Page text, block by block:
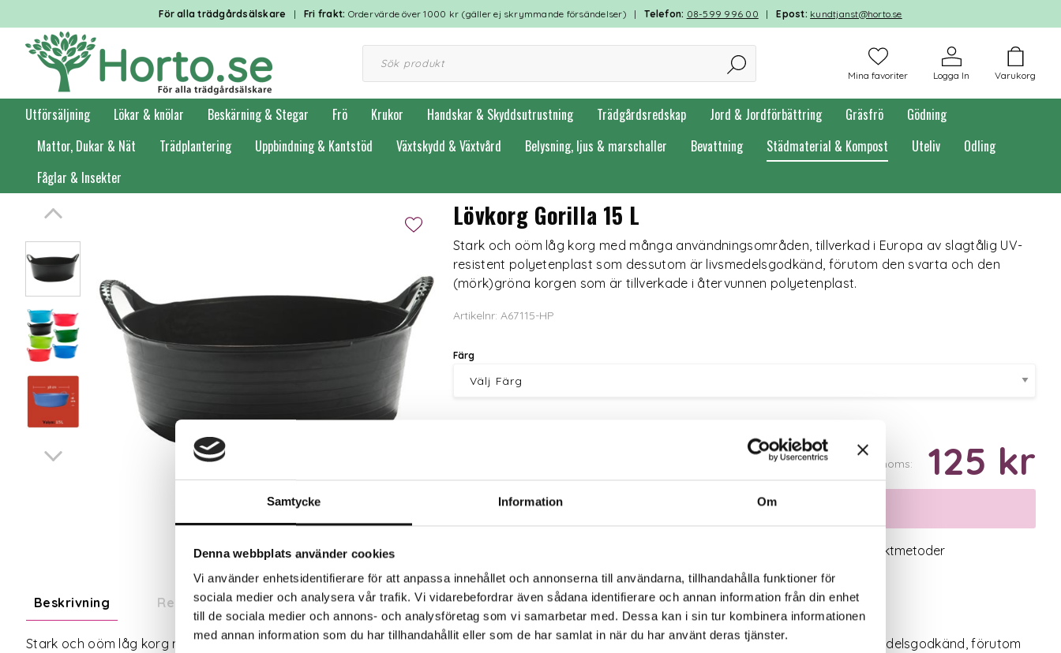
Samtycke Information Om
Denna webbplats använder cookies
Vi använder enhetsidentifierare för att anpassa innehållet och annonserna till användarna, tillhandahålla funktioner för
sociala medier och analysera vår trafik. Vi vidarebefordrar även sådana identifierare och annan information från din enhet
till de sociala medier och annons- och analysföretag som vi samarbetar med. Dessa kan i sin tur kombinera informationen
med annan information som du har tillhandahållit eller som de har samlat in när du har använt deras tjänster.
För alla trädgårdsälskare | Fri frakt: Ordervärde över 1000 kr (gäller ej skrymmande försändelser) |Telefon: 08-599 996 00 |Epost: kundtjanst@horto.se
Varukorg
Logga In
Mina favoriter
Utförsäljning Lökar & knölar Beskärning & Stegar Frö Krukor Handskar & Skyddsutrustning Trädgårdsredskap Jord & Jordförbättring Gräsfrö
Gödning
Mattor, Dukar & Nät
Trädplantering Uppbindning & Kantstöd Växtskydd & Växtvård Belysning, ljus & marschaller Bevattning Städmaterial & Kompost Uteliv
Odling
Fåglar & Insekter
Förstasidan Städmaterial & Kompost
Lövkorg Gorilla 15 L
Stark och oöm låg korg med många användningsområden, tillverkad i Europa av slagtålig UV-
resistent polyetenplast som dessutom är livsmedelsgodkänd, förutom den svarta och den
(mörk)gröna korgen som är tillverkade i återvunnen polyetenplast.
Artikelnr: A67115-HP
Färg
Inkl. moms: 125 kr
Välj variant
Valbara fraktmetoder
Beskrivning Recensioner
Stark och oöm låg korg med många användningsområden, tillverkad i Europa av slagtålig UV-resistent polyetenplast som dessutom är livsmedelsgodkänd, förutom